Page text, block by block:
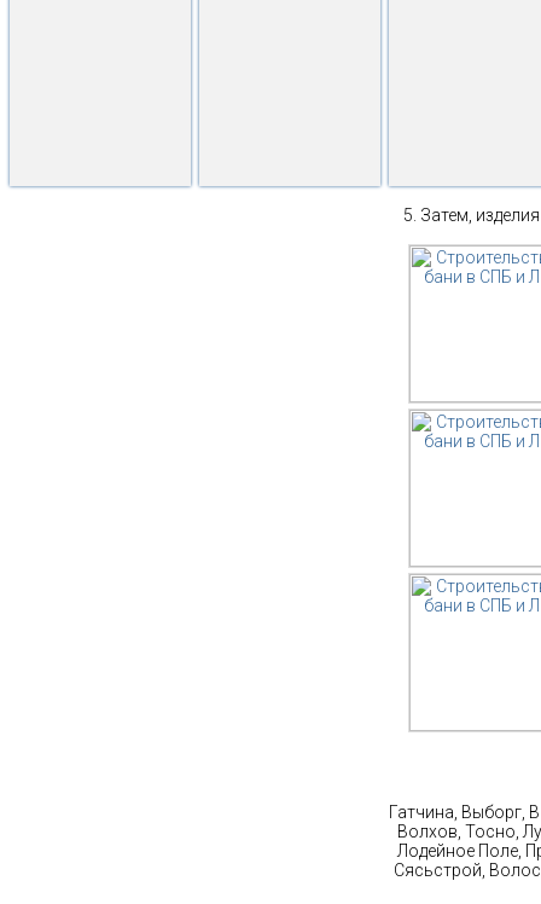
Затем,
Гатчина, Выборг,
Волхов, Тосно,
Лодейное Поле,
Сясьстрой,